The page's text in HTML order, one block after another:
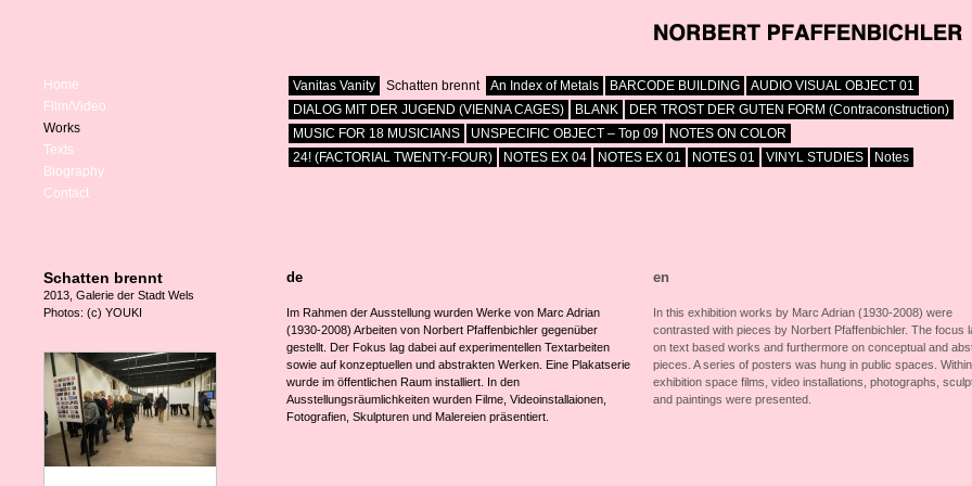
Home
Film/Video
Works
Texts
Biography
Contact
Vanitas Vanity Schatten brennt An Index of Metals BARCODE BUILDING
AUDIO VISUAL OBJECT 01
DIALOG MIT DER JUGEND (VIENNA CAGES)
BLANK
DER TROST DER GUTEN FORM (Contraconstruction)
MUSIC FOR 18 MUSICIANS
UNSPECIFIC OBJECT – Top 09
NOTES ON COLOR
24! (FACTORIAL TWENTY-FOUR)
NOTES EX 04 NOTES EX 01 NOTES 01 VINYL STUDIES Notes
Schatten brennt
2013, Galerie der Stadt Wels
Photos: (c) YOUKI
de
Im Rahmen der Ausstellung wurden Werke von Marc Adrian
(1930-2008) Arbeiten von Norbert Pfaffenbichler gegenüber
gestellt. Der Fokus lag dabei auf experimentellen Textarbeiten
sowie auf konzeptuellen und abstrakten Werken. Eine Plakatserie
wurde im öffentlichen Raum installiert. In den
Ausstellungsräumlichkeiten wurden Filme, Videoinstallaionen,
Fotografien, Skulpturen und Malereien präsentiert.
en
In this exhibition works by Marc Adrian (1930-2008) were
contrasted with pieces by Norbert Pfaffenbichler. The focus
on text based works and furthermore on conceptual and
pieces. A series of posters was hung in public spaces.
exhibition space films, video installations, photographs,
and paintings were presented.